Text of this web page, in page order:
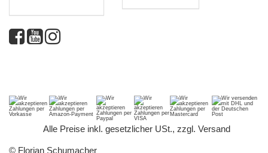
Alle Preise inkl. gesetzlicher USt., zzgl. Versand
© Florian Schumacher